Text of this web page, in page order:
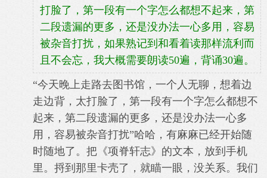
打脸了，第一段有一个字怎么都想不起来，第
二段遗漏的更多，还是没办法一心多用，容易
被杂音打扰，如果熟记到和看着读那样流利而
且不会忘，我大概需要朗读50遍，背诵30遍。
“今天晚上走路去图书馆，一个人无聊，想着边
走边背，太打脸了，第一段有一个字怎么都想不
起来，第二段遗漏的更多，还是没办法一心多
用，容易被杂音打扰”哈哈，有麻麻已经开始随
时随地了。把《项脊轩志》的文本，放到手机
里。捋到那里卡壳了，就瞄一眼，没关系。我们